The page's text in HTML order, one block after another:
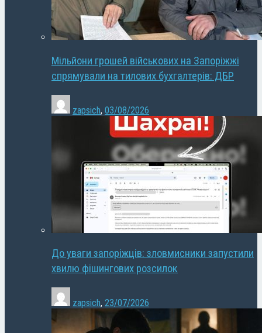
Мільйони грошей військових на Запоріжжі
спрямували на тилових бухгалтерів: ДБР
zapsich, 03/08/2026
До уваги запоріжців: зловмисники запустили
хвилю фішингових розсилок
zapsich, 23/07/2026